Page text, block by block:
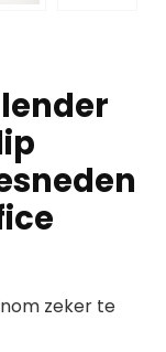
zeker te